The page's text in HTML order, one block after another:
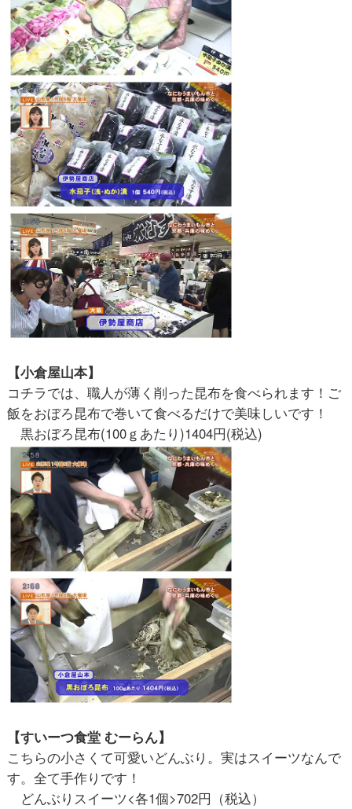
【小倉屋山本】
コチラでは、職人が薄く削った昆布を食べられます！ご
飯をおぼろ昆布で巻いて食べるだけで美味しいです！
黒おぼろ昆布(100ｇあたり)1404円(税込)
【すいーつ食堂 むーらん】
こちらの小さくて可愛いどんぶり。実はスイーツなんで
す。全て手作りです！
どんぶりスイーツ<各1個>702円（税込）